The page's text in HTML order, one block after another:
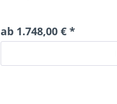
ab 1.748,00 € *